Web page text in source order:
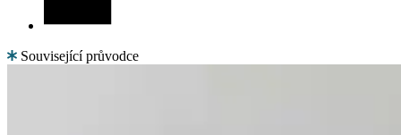
Související průvodce